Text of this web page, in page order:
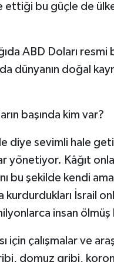
ettiği bu güçle de
ABD Doları resmi
dünyanın doğal
başında kim var?
diye sevimli hale
yönetiyor. Kâğıt
bu şekilde kendi
İsrail
insan
için çalışmalar ve
domuz gribi,